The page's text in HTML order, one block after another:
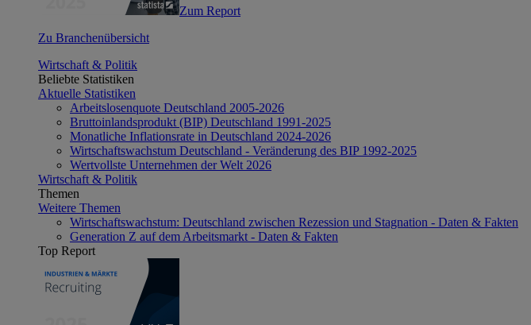
Zum Report
Zu Branchenübersicht
Wirtschaft & Politik
Beliebte Statistiken
Aktuelle Statistiken
Arbeitslosenquote Deutschland 2005-2026
Bruttoinlandsprodukt (BIP) Deutschland 1991-2025
Monatliche Inflationsrate in Deutschland 2024-2026
Wirtschaftswachstum Deutschland - Veränderung des BIP 1992-2025
Wertvollste Unternehmen der Welt 2026
Wirtschaft & Politik
Themen
Weitere Themen
Wirtschaftswachstum: Deutschland zwischen Rezession und Stagnation - Daten & Fakten
Generation Z auf dem Arbeitsmarkt - Daten & Fakten
Top Report